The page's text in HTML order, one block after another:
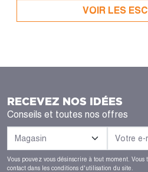
VOIR LES
RECEVEZ NOS IDÉES
Conseils et toutes nos offres
Vous pouvez vous désinscrire à tout moment.
contact dans les conditions d'utilisation du site.